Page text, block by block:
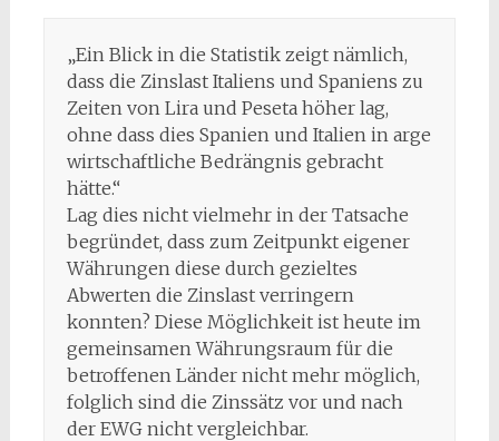
„Ein Blick in die Statistik zeigt nämlich,
dass die Zinslast Italiens und Spaniens zu
Zeiten von Lira und Peseta höher lag,
ohne dass dies Spanien und Italien in arge
wirtschaftliche Bedrängnis gebracht
hätte.“
Lag dies nicht vielmehr in der Tatsache
begründet, dass zum Zeitpunkt eigener
Währungen diese durch gezieltes
Abwerten die Zinslast verringern
konnten? Diese Möglichkeit ist heute im
gemeinsamen Währungsraum für die
betroffenen Länder nicht mehr möglich,
folglich sind die Zinssätz vor und nach
der EWG nicht vergleichbar.